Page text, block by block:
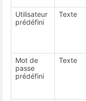
Utilisateur
prédéfini
Texte
Mot de
passe
prédéfini
Texte